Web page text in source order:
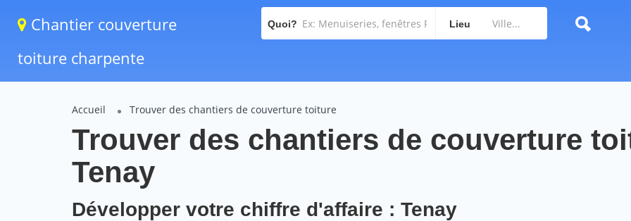
Chantier couverture
toiture charpente
Quoi? Lieu
Accueil Trouver des chantiers de couverture toiture
Trouver des chantiers de couverture
Tenay
Développer votre chiffre d'affaire : Tenay